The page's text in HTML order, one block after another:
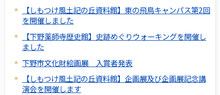
【しもつけ風土記の丘資料館】東の飛鳥キャンパス第2回
を開催しました
【下野薬師寺歴史館】史跡めぐりウォーキングを開催し
ました
下野市文化財絵画展 入賞者発表
【しもつけ風土記の丘資料館】企画展及び企画展記念講
演会を開催します